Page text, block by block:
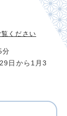
ください
分
日から1月3